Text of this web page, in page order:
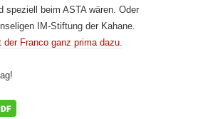
speziell beim ASTA wären. Oder
IM-Stiftung der Kahane.
der Franco ganz prima dazu.